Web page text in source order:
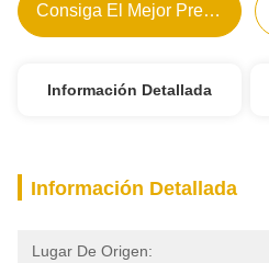
Consiga El Mejor Precio
Información Detallada
Información Detallada
Lugar De Origen: